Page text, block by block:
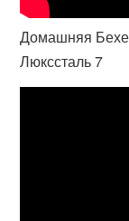
Домашняя
Люкссталь 7